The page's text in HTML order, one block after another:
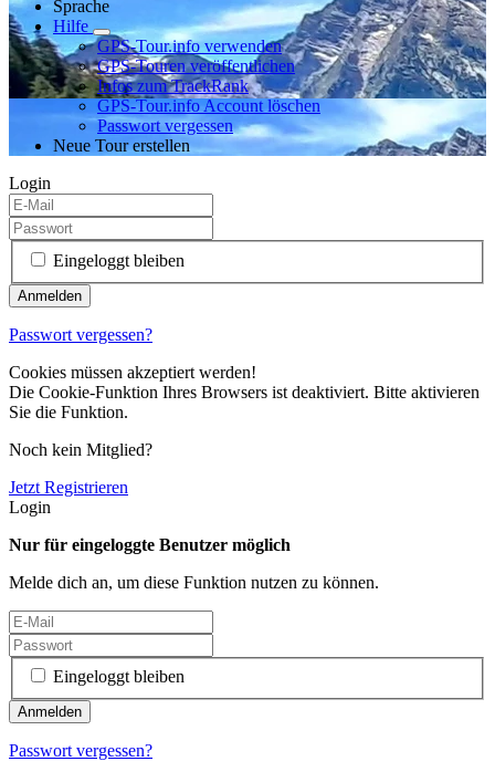
Sprache
Hilfe
GPS-Tour.info verwenden
GPS-Touren veröffentlichen
Infos zum TrackRank
GPS-Tour.info Account löschen
Passwort vergessen
Neue Tour erstellen
Login
Eingeloggt bleiben
Passwort vergessen?
Cookies müssen akzeptiert werden!
Die Cookie-Funktion Ihres Browsers ist deaktiviert. Bitte aktivieren
Sie die Funktion.
Noch kein Mitglied?
Jetzt Registrieren
Login
Nur für eingeloggte Benutzer möglich
Melde dich an, um diese Funktion nutzen zu können.
Eingeloggt bleiben
Passwort vergessen?